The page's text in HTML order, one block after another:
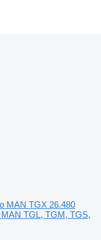
MAN TGX 26.480
TGL, TGM, TGS,